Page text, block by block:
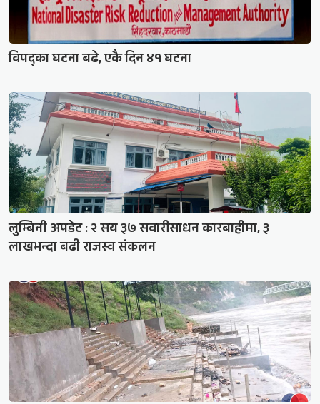
विपद्का घटना बढे, एकै दिन ४१ घटना
लुम्बिनी अपडेट : २ सय ३७ सवारीसाधन कारबाहीमा, ३
लाखभन्दा बढी राजस्व संकलन